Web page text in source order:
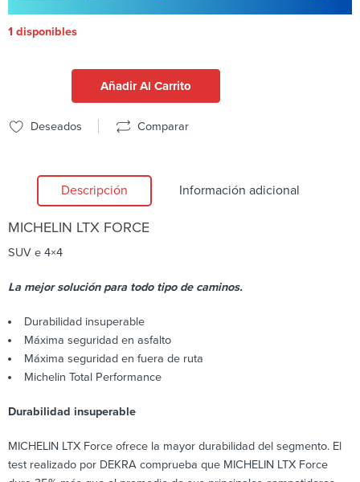
1 disponibles
Añadir Al Carrito
Deseados Comparar
Descripción Información adicional
MICHELIN LTX FORCE
SUV e 4×4
La mejor solución para todo tipo de caminos.
Durabilidad insuperable
Máxima seguridad en asfalto
Máxima seguridad en fuera de ruta
Michelin Total Performance
Durabilidad insuperable
MICHELIN LTX Force ofrece la mayor durabilidad del segmento. El
test realizado por DEKRA comprueba que MICHELIN LTX Force